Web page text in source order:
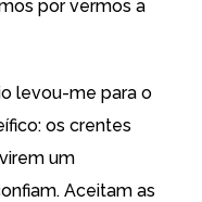
por vermos a
levou-me para o
os crentes
um
Aceitam as